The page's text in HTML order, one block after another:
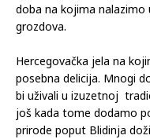
doba na kojima nalazimo
grozdova.
Hercegovačka jela na
posebna delicija. Mnogi
bi uživali u izuzetnoj
još kada tome dodamo
prirode poput Blidinja